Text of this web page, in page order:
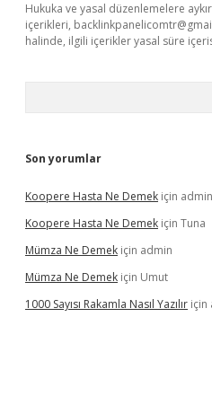
Hukuka ve yasal düzenlemelere
içerikleri,
halinde, ilgili içerikler yasal süre
Son yorumlar
Koopere Hasta Ne Demek için admin
Koopere Hasta Ne Demek için Tuna
Mümza Ne Demek için admin
Mümza Ne Demek için Umut
1000 Sayısı Rakamla Nasıl Yazılır için